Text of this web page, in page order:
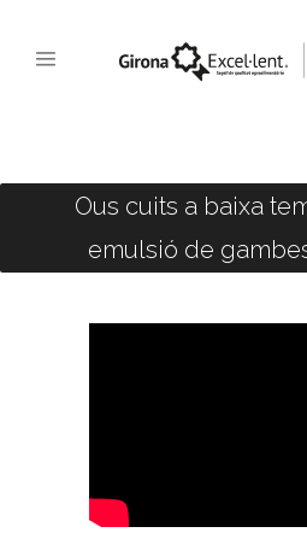
Ous cuits a baixa
emulsió de